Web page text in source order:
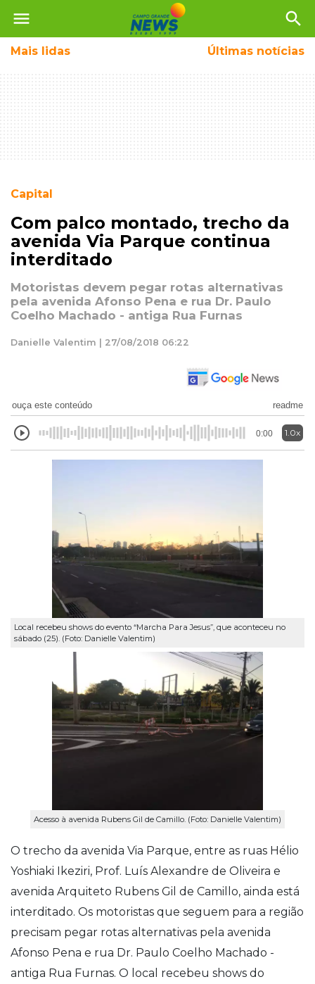
menu search
Mais lidas Últimas notícias
Capital
Com palco montado, trecho da
avenida Via Parque continua
interditado
Motoristas devem pegar rotas alternativas
pela avenida Afonso Pena e rua Dr. Paulo
Coelho Machado - antiga Rua Furnas
Danielle Valentim | 27/08/2018 06:22
ouça este conteúdo readme
0:00 1.0x
Local recebeu shows do evento “Marcha Para Jesus”, que aconteceu no
sábado (25). (Foto: Danielle Valentim)
Acesso à avenida Rubens Gil de Camillo. (Foto: Danielle Valentim)
O trecho da avenida Via Parque, entre as ruas Hélio
Yoshiaki Ikeziri, Prof. Luís Alexandre de Oliveira e
avenida Arquiteto Rubens Gil de Camillo, ainda está
interditado. Os motoristas que seguem para a região
precisam pegar rotas alternativas pela avenida
Afonso Pena e rua Dr. Paulo Coelho Machado -
antiga Rua Furnas. O local recebeu shows do